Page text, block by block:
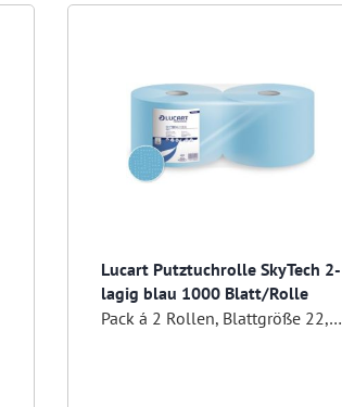
Lucart Putztuchrolle SkyTech 2-
lagig blau 1000 Blatt/Rolle
Pack á 2 Rollen, Blattgröße 22,5x36 cm